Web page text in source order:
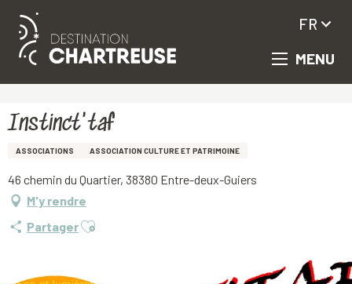
Aller
principal
MENU
FR
Instinct'taf
ASSOCIATIONS ASSOCIATION CULTURE ET PATRIMOINE
46 chemin du Quartier, 38380 Entre-deux-Guiers
M'y rendre
PartagerAjouter aux favoris